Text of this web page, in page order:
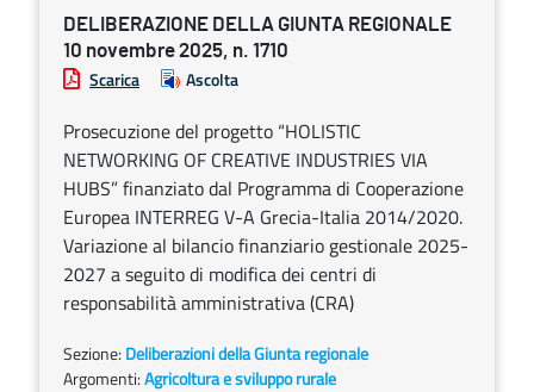
DELIBERAZIONE DELLA GIUNTA REGIONALE
10 novembre 2025, n. 1710
Scarica Ascolta
Prosecuzione del progetto “HOLISTIC
NETWORKING OF CREATIVE INDUSTRIES VIA
HUBS” finanziato dal Programma di Cooperazione
Europea INTERREG V-A Grecia-Italia 2014/2020.
Variazione al bilancio finanziario gestionale 2025-
2027 a seguito di modifica dei centri di
responsabilità amministrativa (CRA)
Sezione: Deliberazioni della Giunta regionale
Argomenti:Agricoltura e sviluppo rurale